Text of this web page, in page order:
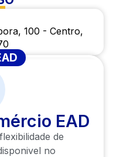
100 - Centro,
EAD
de
no